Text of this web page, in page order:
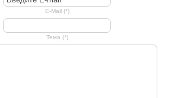
E-Mail (*)
Тема (*)